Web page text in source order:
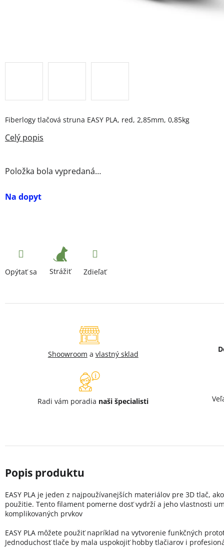
Na dopyt
Položka bola vypredaná…
Fiberlogy tlačová struna EASY PLA, red, 2,85mm, 0,85kg
Opýtať sa Strážiť Zdieľať
Shoowroom a vlastný sklad
Radi vám poradia naši špecialisti
EASY PLA je jeden z najpoužívanejších materiálov pre 3D tlač,
použitie. Tento filament pomerne dosť vydrží a jeho vlastnosti
komplikovaných prvkov
EASY PLA môžete použiť napríklad na vytvorenie funkčných
Jednoduchosť tlače by mala uspokojiť hobby tlačiarov i